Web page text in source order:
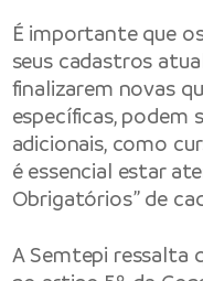
É importante que
seus cadastros
finalizarem novas
específicas,
adicionais, como
é essencial estar
Obrigatórios” de
A Semtepi ressalta